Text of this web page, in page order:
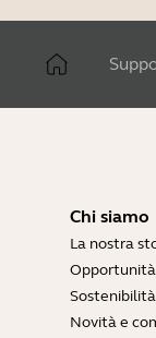
Chi siamo
La nostra
Sostenibilità
Novità e